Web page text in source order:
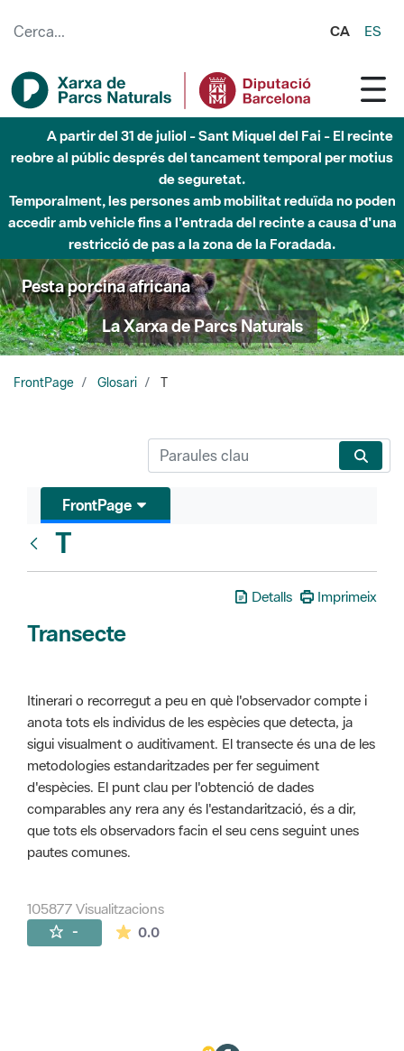
CA ES
A partir del 31 de juliol - Sant Miquel del Fai - El recinte
reobre al públic després del tancament temporal per motius
de seguretat.
Temporalment, les persones amb mobilitat reduïda no poden
accedir amb vehicle fins a l'entrada del recinte a causa d'una
restricció de pas a la zona de la Foradada.
Pesta porcina africana
La Xarxa de Parcs Naturals
FrontPage Glosari T
FrontPage
T
Detalls Imprimeix
Transecte
Itinerari o recorregut a peu en què l'observador compte i
anota tots els individus de les espècies que detecta, ja
sigui visualment o auditivament. El transecte és una de les
metodologies estandaritzades per fer seguiment
d'espècies. El punt clau per l'obtenció de dades
comparables any rera any és l'estandarització, és a dir,
que tots els observadors facin el seu cens seguint unes
pautes comunes.
105877 Visualitzacions
- 0.0La mitjana de les valoracions és de 0